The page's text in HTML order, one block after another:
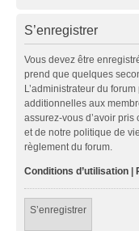
S’enregistrer
Vous devez être
prend que quelques
L’administrateur du
additionnelles aux
assurez-vous d’avoir
et de notre politique de
règlement du forum.
Conditions d’utilisation |
S’enregistrer